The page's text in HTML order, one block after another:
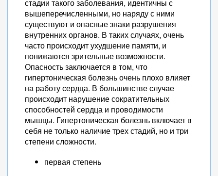
стадии такого заболевания, идентичны с
вышеперечисленными, но наряду с ними
существуют и опасные знаки разрушения
внутренних органов. В таких случаях, очень
часто происходит ухудшение памяти, и
понижаются зрительные возможности.
Опасность заключается в том, что
гипертоническая болезнь очень плохо влияет
на работу сердца. В большинстве случае
происходит нарушение сократительных
способностей сердца и проводимости
мышцы. Гипертоническая болезнь включает в
себя не только наличие трех стадий, но и три
степени сложности.
первая степень